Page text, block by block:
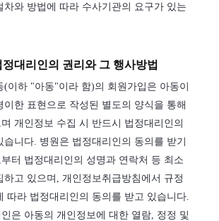
차와 방법에 따라 수사기관의 요구가 있는
정대리인의 권리와 그 행사방법
(이하 "아동"이라 함)의 회원가입은 아동이
이한 표현으로 작성된 별도의 양식을 통해
개인정보 수집 시 반드시 법정대리인의
습니다. 병원은 법정대리인의 동의를 받기
터 법정대리인의 성명과 연락처 등 최소
하고 있으며, 개인정보취급방침에서 규정
따라 법정대리인의 동의를 받고 있습니다.
은 아동의 개인정보에 대한 열람, 정정 및